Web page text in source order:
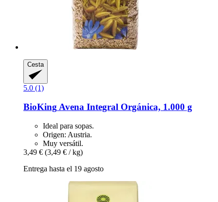
Cesta
5.0 (1)
BioKing Avena Integral Orgánica, 1.000 g
Ideal para sopas.
Origen: Austria.
Muy versátil.
3,49 € (3,49 € / kg)
Entrega hasta el 19 agosto